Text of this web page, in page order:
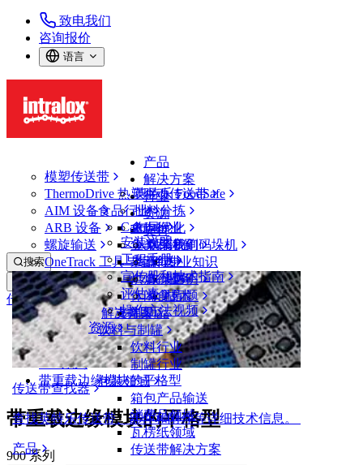
致电我们
咨询报价
语言
产品
模塑传送带
ThermoDrive 热塑驱动传送带
AIM 设备
ARB 设备
螺旋输送
OneTrack 工具与组件
传送带查找器
查找英特乐传送带、部件和附件等详细技术信息。
产品
解决方案
英特乐 FoodSafe
批料分拣
布局优化
从包装机到码垛机
专业知识
服务
技术
解决方案
行业
食品行业
禽肉行业
鱼类和海鲜
果蔬行业
烘焙行业
休闲食品
乳制品
饮料与制罐
饮料行业
制罐行业
包装领域
箱包产品输送
消费品领域
瓦楞纸领域
传送带解决方案
资源
CalcLab
安装说明
工程手册
宣传册和技术指南
评估表
操作方法视频
资源
支持
联系我们
保证
政策声明
常见问题
支持
搜索
打开菜单
传送带查找器
传送带查找器
模塑传送带
900 系列
带重载边缘模块的平格型
带重载边缘模块的平格型
900 系列